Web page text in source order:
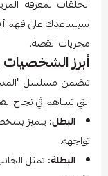
الحلقات لمعرفة
سيساعدك على فهم
مجريات القصة.
أبرز
تتضمن مسلسل
التي تساهم في نجاح
البطل: يتميز
تواجهه.
البطلة:تمثل